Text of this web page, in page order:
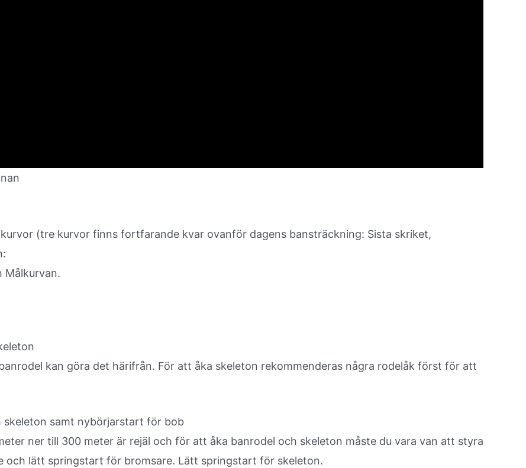
(tre kurvor finns fortfarande kvar ovanför dagens bansträckning: Sista skriket,
Målkurvan.
kan göra det härifrån. För att åka skeleton rekommenderas några rodelåk först för att
samt nybörjarstart för bob
ner till 300 meter är rejäl och för att åka banrodel och skeleton måste du vara van att styra
och lätt springstart för bromsare. Lätt springstart för skeleton.